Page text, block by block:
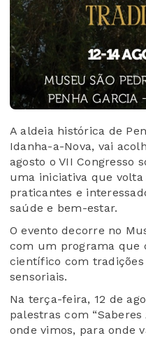
A aldeia histórica de
Idanha-a-Nova, vai
agosto o VII Congresso
uma iniciativa que
praticantes e
saúde e bem-estar.
O evento decorre no
com um programa que
científico com
sensoriais.
Na terça-feira, 12 de
palestras com
onde vimos, para onde